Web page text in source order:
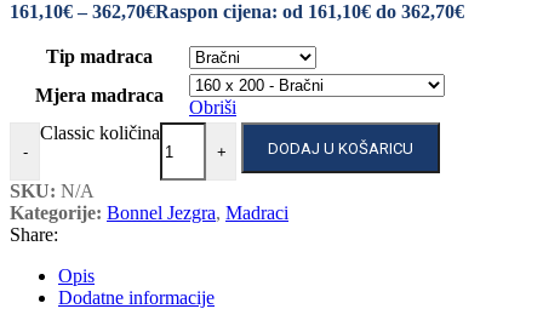
161,10€ – 362,70€Raspon cijena: od 161,10€ do 362,70€
Tip madraca
Mjera madraca
Obriši
-
Classic količina
+ DODAJ U KOŠARICU
SKU: N/A
Kategorije: Bonnel Jezgra, Madraci
Share:
Opis
Dodatne informacije